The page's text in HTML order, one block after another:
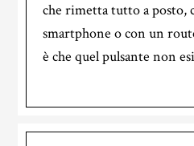
che rimetta tutto a posto,
smartphone o con un
è che quel pulsante non